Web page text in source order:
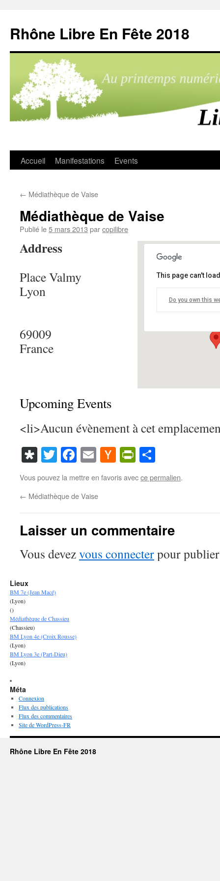
contenu
Rhône Libre En Fête 2018
Accueil Manifestations Events
← Médiathèque de Vaise
Médiathèque de Vaise
Publié le5 mars 2013 parcopilibre
This page can't
Do you own this
Address
Place Valmy
Lyon
69009
France
Upcoming Events
<li>Aucun évènement à cet
Diaspora
TwitterFacebook
EmailHacker
News
PrintFriendly
Vous pouvez la mettre en favoris avecce permalien.
← Médiathèque de Vaise
Laisser un commentaire
Vous devezvous connecterpour
Lieux
BM 7e (Jean Macé)
(Lyon)
()
Médiathèque de Chassieu
(Chassieu)
BM Lyon 4e (Croix Rousse)
(Lyon)
BM Lyon 3e (Part-Dieu)
(Lyon)
Méta
Connexion
Flux des publications
Flux des commentaires
Site de WordPress-FR
Rhône Libre En Fête 2018